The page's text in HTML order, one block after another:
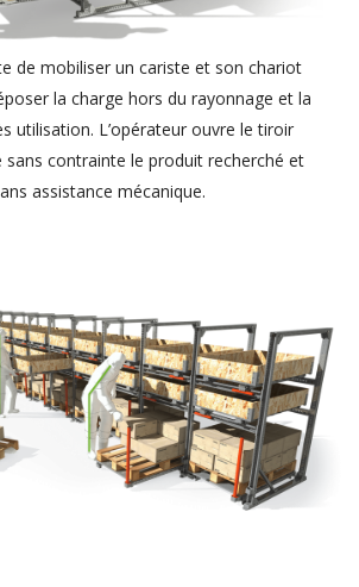
de mobiliser un cariste et son chariot
la charge hors du rayonnage et la
utilisation. L’opérateur ouvre le tiroir
sans contrainte le produit recherché et
assistance mécanique.